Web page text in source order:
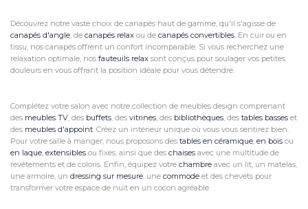
Découvrez notre vaste choix de canapés haut de gamme, qu'il s'agisse de
canapés d'angle , de canapés relax ou de canapés convertibles . En cuir ou en
tissu, nos canapés offrent un confort incomparable. Si vous recherchez une
relaxation optimale, nos fauteuils relax sont conçus pour soulager vos petites
douleurs en vous offrant la position idéale pour vous détendre.
Complétez votre salon avec notre collection de meubles design comprenant
des meubles TV , des buffets , des vitrines , des bibliothèques , des tables basses et
des meubles d'appoint . Créez un intérieur unique où vous vous sentirez bien.
Pour votre salle à manger, nous proposons des tables en céramique en bois ou
en laque extensibles ou fixes, ainsi que des chaises avec une multitude de
revêtements et de coloris. Enfin, équipez votre chambre avec un lit, un matelas,
une armoire, un dressing sur mesure , une commode et des chevets pour
transformer votre espace de nuit en un cocon agréable.